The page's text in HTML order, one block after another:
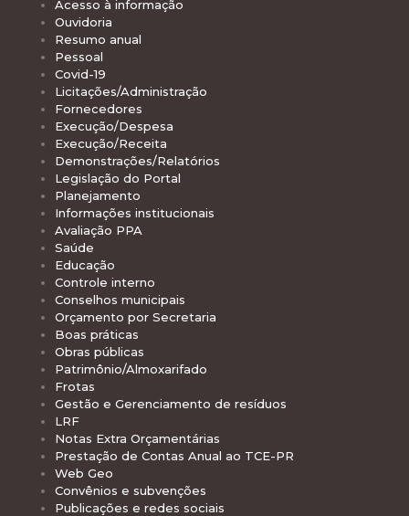
Acesso à informação
Ouvidoria
Resumo anual
Pessoal
Covid-19
Licitações/Administração
Fornecedores
Execução/Despesa
Execução/Receita
Demonstrações/Relatórios
Legislação do Portal
Planejamento
Informações institucionais
Avaliação PPA
Saúde
Educação
Controle interno
Conselhos municipais
Orçamento por Secretaria
Boas práticas
Obras públicas
Patrimônio/Almoxarifado
Frotas
Gestão e Gerenciamento de resíduos
LRF
Notas Extra Orçamentárias
Prestação de Contas Anual ao TCE-PR
Web Geo
Convênios e subvenções
Publicações e redes sociais